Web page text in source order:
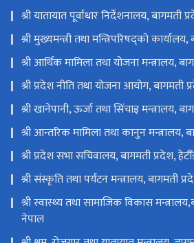
श्री यातायात पूर्वाधार निर्देशनालय, बागमती
श्री मुख्यमन्त्री तथा मन्त्रिपरिषद्को
श्री आर्थिक मामिला तथा योजना मन्त्रालय,
श्री प्रदेश नीति तथा योजना आयोग, बागमती
श्री खानेपानी, ऊर्जा तथा सिंचाइ मन्त्रालय,
श्री आन्तरिक मामिला तथा कानुन मन्त्रालय,
श्री प्रदेश सभा सचिवालय, बागमती प्रदेश,
श्री संस्कृति तथा पर्यटन मन्त्रालय, बागमती
श्री स्वास्थ्य तथा सामाजिक विकास
नेपाल